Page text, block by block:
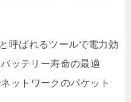
呼ばれるツールで電力効
ッテリー寿命の最適
ットワークのパケット